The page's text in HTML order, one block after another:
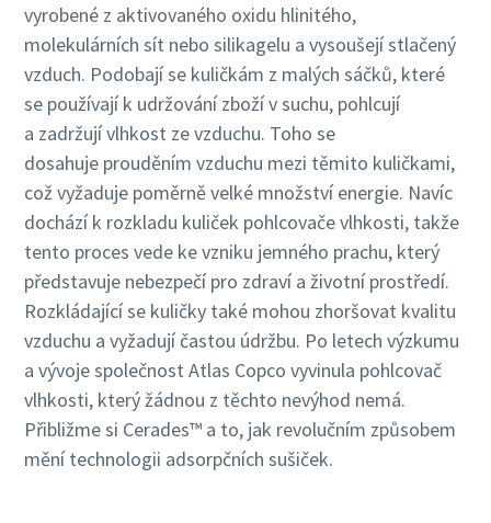
vyrobené z aktivovaného oxidu hlinitého,
molekulárních sít nebo silikagelu a vysoušejí stlačený
vzduch. Podobají se kuličkám z malých sáčků, které
se používají k udržování zboží v suchu, pohlcují
a zadržují vlhkost ze vzduchu. Toho se
dosahuje prouděním vzduchu mezi těmito kuličkami,
což vyžaduje poměrně velké množství energie. Navíc
dochází k rozkladu kuliček pohlcovače vlhkosti, takže
tento proces vede ke vzniku jemného prachu, který
představuje nebezpečí pro zdraví a životní prostředí.
Rozkládající se kuličky také mohou zhoršovat kvalitu
vzduchu a vyžadují častou údržbu. Po letech výzkumu
a vývoje společnost Atlas Copco vyvinula pohlcovač
vlhkosti, který žádnou z těchto nevýhod nemá.
Přibližme si Cerades™ a to, jak revolučním způsobem
mění technologii adsorpčních sušiček.